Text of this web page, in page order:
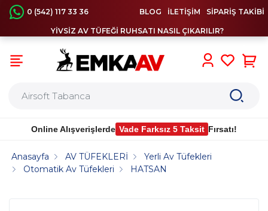
0 (542) 117 33 36 BLOG İLETİŞİM SİPARİŞ TAKİBİ
YİVSİZ AV TÜFEĞİ RUHSATI NASIL ÇIKARILIR?
Online Alışverişlerde Vade Farksız 5 Taksit Fırsatı!
Anasayfa AV TÜFEKLERİ
Yerli Av Tüfekleri
Otomatik Av Tüfekleri
HATSAN